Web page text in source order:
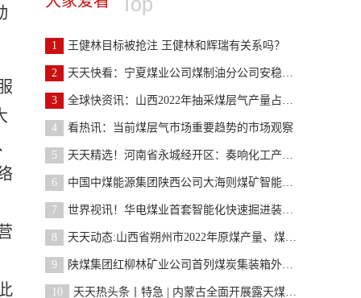
1 王健林目标被抢注 王健林和辉瑞有关系吗？
2 天天快看：宁夏煤业公司煤制油分公司安稳运行1000天
3 全球快资讯：山西2022年抽采煤层气产量占比超全国8成
4 看热讯：当前煤层气市场重要趋势的市场观察
5 天天精选！河南省永城经开区：奏响化工产业高质量发
6 中国中煤能源集团陕西公司大海则煤矿智能综采常态化
7 世界视讯！华电煤业首套智能化快速掘进装备成功入井
8 天天动态:山西省朔州市2022年原煤产量、煤炭保供产
9 陕煤集团红柳林矿业公司首列煤炭集装箱外运正式开通
10 天天热头条丨特急 | 内蒙古全面开展露天煤矿安全